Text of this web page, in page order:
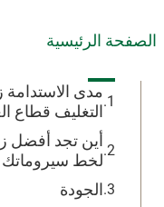
الصفحة الرئيسية
جدول المحتويات
مدى
التغليف قطاع
أين تجد أفضل
لخط سيروماتك
الجودة